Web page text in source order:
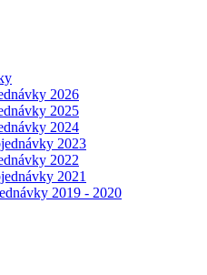
2026
2025
2024
2023
2022
2021
2019 - 2020